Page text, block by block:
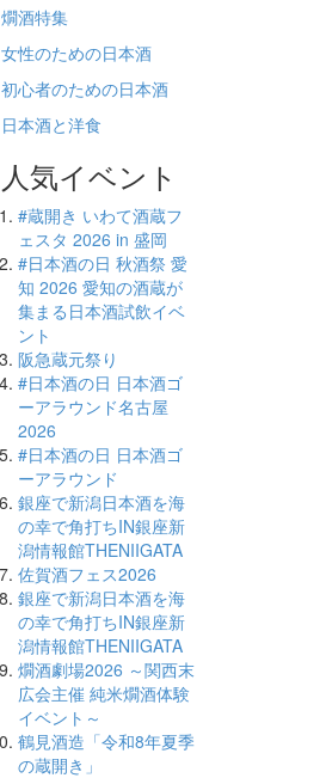
燗酒特集
女性のための日本酒
初心者のための日本酒
日本酒と洋食
人気イベント
#蔵開き いわて酒蔵フ
ェスタ 2026 in 盛岡
#日本酒の日 秋酒祭 愛
知 2026 愛知の酒蔵が
集まる日本酒試飲イベ
ント
阪急蔵元祭り
#日本酒の日 日本酒ゴ
ーアラウンド名古屋
2026
#日本酒の日 日本酒ゴ
ーアラウンド
銀座で新潟日本酒を海
の幸で角打ちIN銀座新
潟情報館THENIIGATA
佐賀酒フェス2026
銀座で新潟日本酒を海
の幸で角打ちIN銀座新
潟情報館THENIIGATA
燗酒劇場2026 ～関西末
広会主催 純米燗酒体験
イベント～
鶴見酒造「令和8年夏季
の蔵開き」